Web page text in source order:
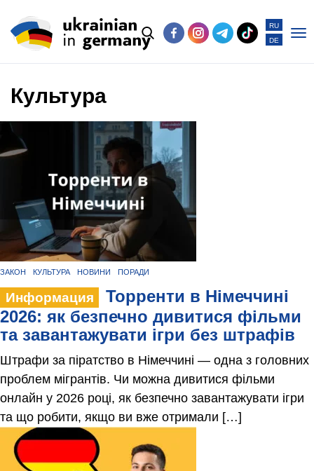
RU
DE
Культура
ЗАКОН КУЛЬТУРА НОВИНИ ПОРАДИ
Информация
Торренти в Німеччині
2026: як безпечно дивитися фільми
та завантажувати ігри без штрафів
Штрафи за піратство в Німеччині — одна з головних
проблем мігрантів. Чи можна дивитися фільми
онлайн у 2026 році, як безпечно завантажувати ігри
та що робити, якщо ви вже отримали […]